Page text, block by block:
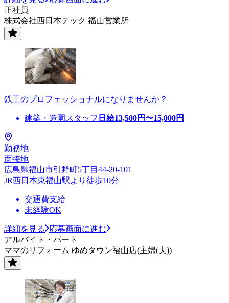
正社員
株式会社西日本テック 福山営業所
鉄工のプロフェッショナルになりませんか？
建築・造園スタッフ 日給13,500円〜15,000円
勤務地
面接地
広島県福山市引野町5丁目44-20-101
JR西日本東福山駅より徒歩10分
交通費支給
未経験OK
詳細を見る
応募画面に進む
アルバイト・パート
ママのリフォーム ゆめタウン福山店(主婦(夫))